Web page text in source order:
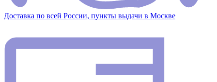
Доставка по всей России, пункты выдачи в Москве